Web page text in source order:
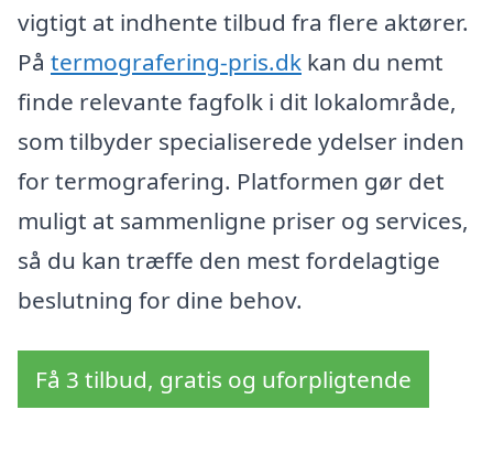
vigtigt at indhente tilbud fra flere aktører.
På termografering-pris.dk kan du nemt
finde relevante fagfolk i dit lokalområde,
som tilbyder specialiserede ydelser inden
for termografering. Platformen gør det
muligt at sammenligne priser og services,
så du kan træffe den mest fordelagtige
beslutning for dine behov.
Få 3 tilbud, gratis og uforpligtende